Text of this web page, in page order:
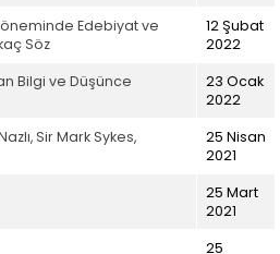
Edebiyat ve
Söz
12 Şubat
2022
Bilgi ve Düşünce
23 Ocak
2022
Sir Mark Sykes,
25 Nisan
2021
25 Mart
2021
25